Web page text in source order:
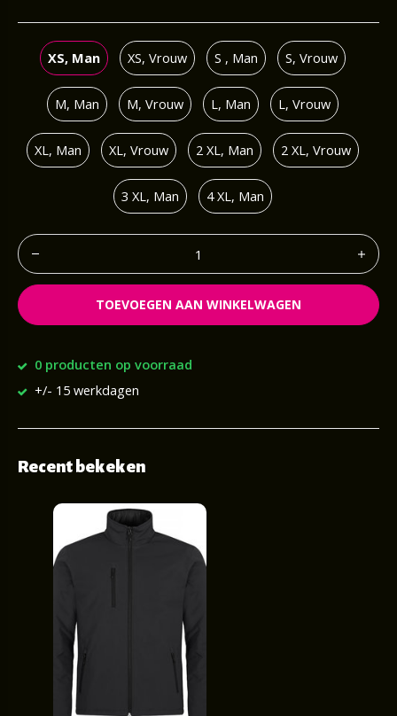
XS, Man XS, Vrouw S , Man S, Vrouw
M, Man M, Vrouw L, Man L, Vrouw
XL, Man XL, Vrouw 2 XL, Man 2 XL, Vrouw
3 XL, Man 4 XL, Man
TOEVOEGEN AAN WINKELWAGEN
0 producten op voorraad
+/- 15 werkdagen
Recent bekeken